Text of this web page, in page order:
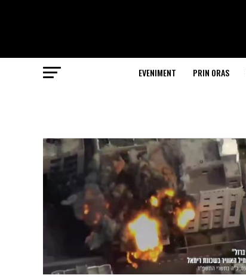
EVENIMENT PRIN ORAS